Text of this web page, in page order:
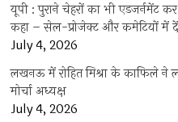
यूपी : पुराने चेहरों का भी एडजर्नमेंट
कहा – सेल-प्रोजेक्ट और कमेटियों में
July 4, 2026
लखनऊ में रोहित मिश्रा के काफिले ने
मोर्चा अध्यक्ष
July 4, 2026